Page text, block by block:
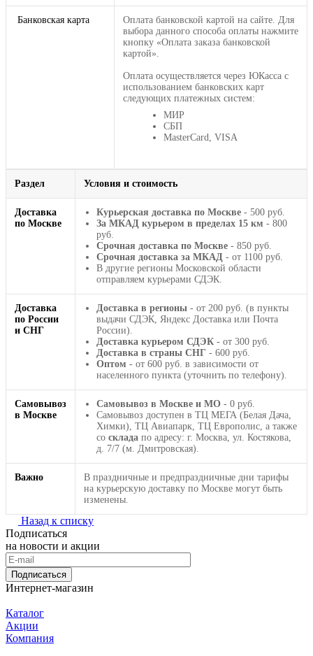
Банковская карта
Оплата банковской картой на сайте. Для
выбора данного способа оплаты нажмите
кнопку «Оплата заказа банковской
картой».
Оплата осуществляется через ЮКасса с
использованием банковских карт
следующих платежных систем:
МИР
СБП
MasterCard, VISA
Раздел Условия и стоимость
Доставка
по Москве
Курьерская доставка по Москве - 500 руб.
За МКАД курьером в пределах 15 км - 800
руб.
Срочная доставка по Москве - 850 руб.
Срочная доставка за МКАД - от 1100 руб.
В другие регионы Московской области
отправляем курьерами СДЭК.
Доставка
по России
и СНГ
Доставка в регионы - от 200 руб. (в пункты
выдачи СДЭК, Яндекс Доставка или Почта
России).
Доставка курьером СДЭК - от 300 руб.
Доставка в страны СНГ - 600 руб.
Оптом - от 600 руб. в зависимости от
населенного пункта (уточнить по телефону).
Самовывоз
в Москве
Самовывоз в Москве и МО - 0 руб.
Самовывоз доступен в ТЦ МЕГА (Белая Дача,
Химки), ТЦ Авиапарк, ТЦ Европолис, а также
со склада по адресу: г. Москва, ул. Костякова,
д. 7/7 (м. Дмитровская).
Важно
В праздничные и предпраздничные дни тарифы
на курьерскую доставку по Москве могут быть
изменены.
Назад к списку
Подписаться
на новости и акции
Подписаться
Интернет-магазин
Каталог
Акции
Компания